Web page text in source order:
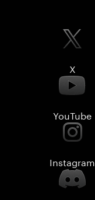
X
YouTube
Instagram